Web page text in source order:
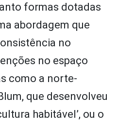
formas dotadas
abordagem que
no
no espaço
como a norte-
que desenvolveu
habitável’, ou o